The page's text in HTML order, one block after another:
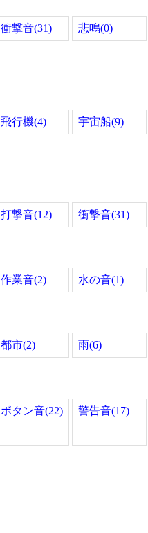
衝撃音(31) 悲鳴(0)
飛行機(4) 宇宙船(9)
打撃音(12) 衝撃音(31)
作業音(2) 水の音(1)
都市(2) 雨(6)
ボタン音(22) 警告音(17)